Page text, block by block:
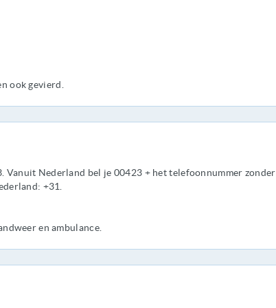
ook gevierd.
Vanuit Nederland bel je 00423 + het telefoonnummer zonder
+31.
en ambulance.